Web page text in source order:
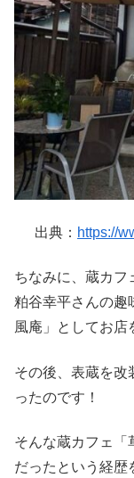
出典： https://
ちなみに、蔵カフ
粕谷幸平さんの趣
風庵」としてお店
その後、表蔵を改
ったのです！
そんな蔵カフェ「
だったという経歴